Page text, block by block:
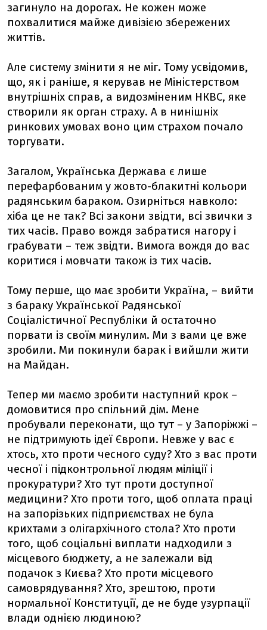
загинуло на дорогах. Не кожен може
похвалитися майже дивізією збережених
життів.
Але систему змінити я не міг. Тому усвідомив,
що, як і раніше, я керував не Міністерством
внутрішніх справ, а видозміненим НКВС, яке
створили як орган страху. А в нинішніх
ринкових умовах воно цим страхом почало
торгувати.
Загалом, Українська Держава є лише
перефарбованим у жовто-блакитні кольори
радянським бараком. Озирніться навколо:
хіба це не так? Всі закони звідти, всі звички з
тих часів. Право вождя забратися нагору і
грабувати – теж звідти. Вимога вождя до вас
коритися і мовчати також із тих часів.
Тому перше, що має зробити Україна, – вийти
з бараку Української Радянської
Соціалістичної Республіки й остаточно
порвати із своїм минулим. Ми з вами це вже
зробили. Ми покинули барак і вийшли жити
на Майдан.
Тепер ми маємо зробити наступний крок –
домовитися про спільний дім. Мене
пробували переконати, що тут – у Запоріжжі –
не підтримують ідеї Європи. Невже у вас є
хтось, хто проти чесного суду? Хто з вас проти
чесної і підконтрольної людям міліції і
прокуратури? Хто тут проти доступної
медицини? Хто проти того, щоб оплата праці
на запорізьких підприємствах не була
крихтами з олігархічного стола? Хто проти
того, щоб соціальні виплати надходили з
місцевого бюджету, а не залежали від
подачок з Києва? Хто проти місцевого
самоврядування? Хто, зрештою, проти
нормальної Конституції, де не буде узурпації
влади однією людиною?